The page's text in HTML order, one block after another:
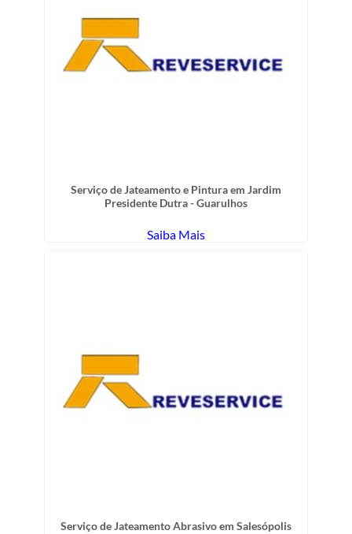
Serviço de Jateamento e Pintura em Jardim
Presidente Dutra - Guarulhos
Saiba Mais
Serviço de Jateamento Abrasivo em Salesópolis